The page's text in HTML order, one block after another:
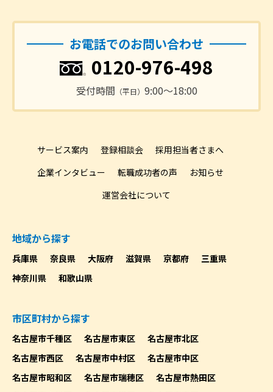
お電話でのお問い合わせ
0120-976-498
受付時間 （平日） 9:00〜18:00
サービス案内 登録相談会
採用担当者さまへ
企業インタビュー
転職成功者の声
お知らせ
運営会社について
地域から探す
兵庫県 奈良県 大阪府 滋賀県 京都府
三重県
神奈川県
和歌山県
市区町村から探す
名古屋市千種区 名古屋市東区
名古屋市北区
名古屋市西区
名古屋市中村区
名古屋市中区
名古屋市昭和区
名古屋市瑞穂区
名古屋市熱田区